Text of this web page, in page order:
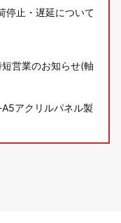
停止・遅延について
短営業のお知らせ(軸
アクリルパネル製